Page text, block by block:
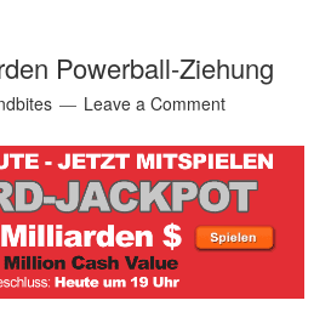
Powerball-Ziehung
Leave a Comment